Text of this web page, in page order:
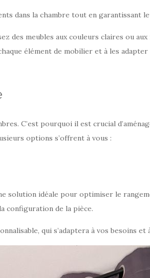
dans la chambre tout en garantissant
des meubles aux couleurs claires ou
élément de mobilier et à les
C’est pourquoi il est crucial
options s’offrent à vous :
solution idéale pour optimiser le
configuration de la pièce.
qui s’adaptera à vos besoins